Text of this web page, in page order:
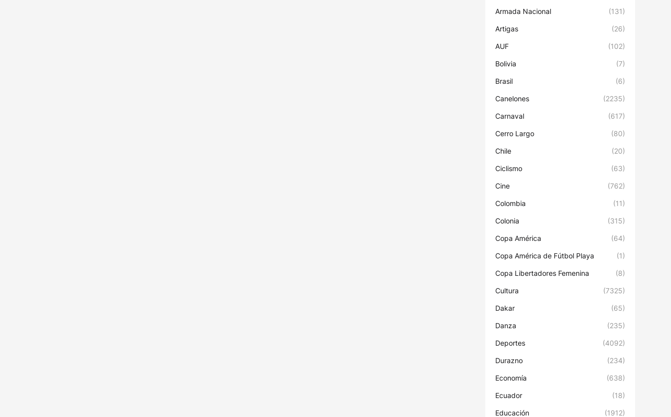
Armada Nacional (131)
Artigas (26)
AUF (102)
Bolivia (7)
Brasil (6)
Canelones (2235)
Carnaval (617)
Cerro Largo (80)
Chile (20)
Ciclismo (63)
Cine (762)
Colombia (11)
Colonia (315)
Copa América (64)
Copa América de Fútbol Playa (1)
Copa Libertadores Femenina (8)
Cultura (7325)
Dakar (65)
Danza (235)
Deportes (4092)
Durazno (234)
Economía (638)
Ecuador (18)
Educación (1912)